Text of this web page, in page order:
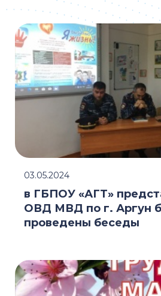
в ГБПОУ «АГТ»
ОВД МВД по г. Аргун
проведены беседы
03.05.2024